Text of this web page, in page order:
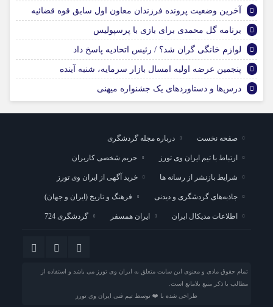
آخرین وضعیت پرونده فرزندان معاون اول سابق قوه قضائیه
برنامه گل محمدی برای بازی با پرسپولیس
لوازم خانگی گران شد؟ / رئیس اتحادیه پاسخ داد
پنجمین عرضه اولیه امسال بازار سرمایه، شنبه آینده
درس‌ها و دستاوردهای یک جشنواره میهنی
صفحه نخست درباره مجله گردشگری
ارتباط با تیم ایران وی تورز حریم شخصی کاربران
شرایط بازنشر از رسانه ها خرید آگهی از ایران وی تورز
جاذبه‌های گردشگری و دیدنی فرهنگ و تاریخ (ایران و جهان)
اطلاعات مدیکال ایران ایران همسفر گردشگری 724
تمام حقوق مادی و معنوی این سایت متعلق به ایران وی تورز می باشد و استفاده از
مطالب با ذکر منبع بلامانع است.
طراحی شده با ❤️ توسط تیم فنی ایران وی تورز